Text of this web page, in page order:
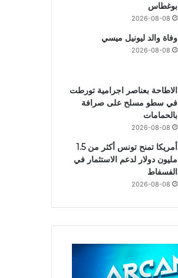
بوغطاس
2026-08-08
وفاة والد ليونيل ميسي
2026-08-08
الاطاحة بعناصر اجرامية تورطت
في سطو مسلح على صرافة
بالحمامات
2026-08-08
أمريكا تمنح تونس أكثر من 1.5
مليون دولار لدعم الاستثمار في
الفسفاط
2026-08-08